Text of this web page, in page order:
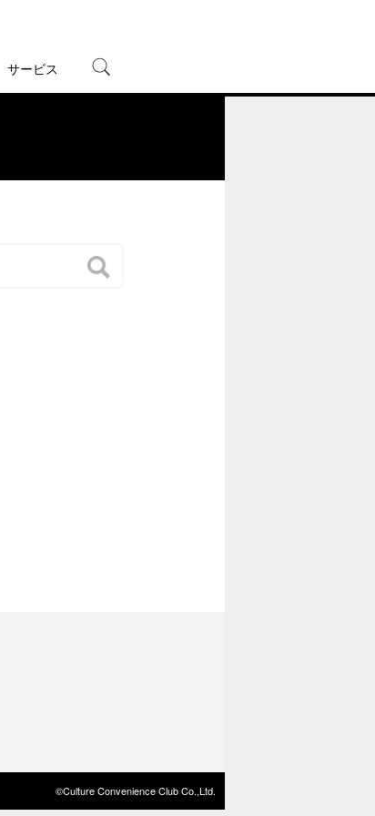
サービス
©Culture Convenience Club Co.,Ltd.